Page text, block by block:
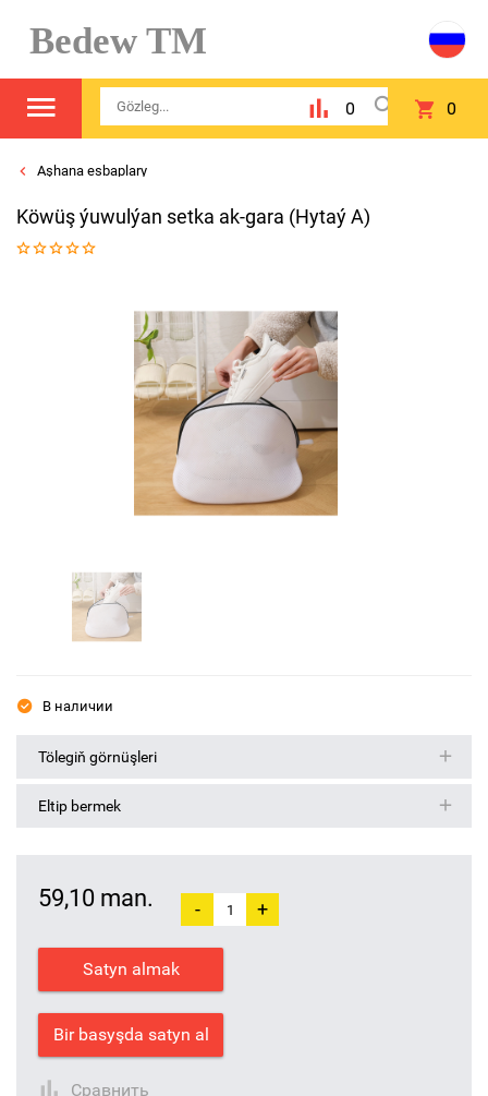
Bedew TM
0 0
Aşhana esbaplary
Köwüş ýuwulýan setka ak-gara (Hytaý A)
В наличии
Tölegiň görnüşleri
Eltip bermek
59,10 man. - +
Satyn almak
Bir basyşda satyn al
Сравнить